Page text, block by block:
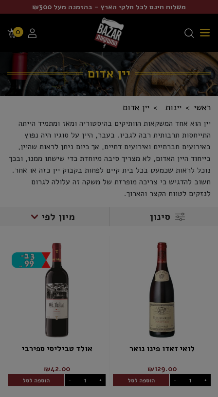
משלוח חינם לכל חלקי הארץ - בהזמנה מעל ₪300
0
יין אדום
ראשי יינות יין אדום
יין הוא אחד המשקאות הוותיקים בהיסטוריה ומאז ומתמיד הייתה
התייחסות תרבותית רבה לגביו. בעבר, היין על סוגיו היה נפוץ
באירועים חברתיים ואירועים דתיים, אך כיום ניתן לראות שהיין,
בייחוד היין האדום, לא מצריך סיבה מיוחדת כדי שישתו ממנו, ובכך
נוכל לראות שכמעט בכל בית קיים לפחות בקבוק יין כזה או אחר.
חשוב להדגיש כי צריכה מופרזת של משקה זה עלולה לגרום
לנזקים לטווח הקצר והארוך.
סינון מיון לפי
לואי זאדו פינו נואר
₪129.00
- + הוספה לסל
אולד טביליסי ספירבי
₪42.00
- + הוספה לסל